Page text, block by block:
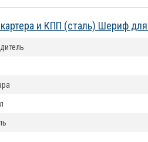
и КПП (сталь) Шериф